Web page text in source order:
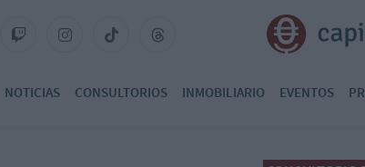
NOTICIAS CONSULTORIOS INMOBILIARIO EVENTOS